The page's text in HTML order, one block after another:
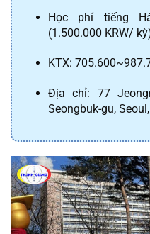
Học phí tiếng
(1.500.000 KRW/
KTX:
Địa chỉ: 77
Seongbuk-gu,